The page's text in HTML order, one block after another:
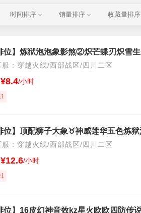
时间排序 销量排序 收藏量排序
服：穿越火线/西部战区/四川二区
¥8.4/小时
服：穿越火线/西部战区/四川二区
¥12.6/小时